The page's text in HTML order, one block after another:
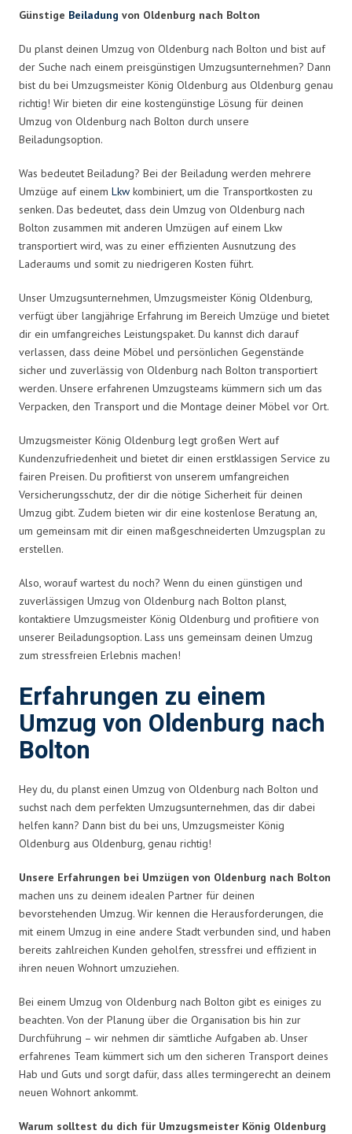
Günstige Beiladung von Oldenburg nach Bolton
Du planst deinen Umzug von Oldenburg nach Bolton und bist auf
der Suche nach einem preisgünstigen Umzugsunternehmen? Dann
bist du bei Umzugsmeister König Oldenburg aus Oldenburg genau
richtig! Wir bieten dir eine kostengünstige Lösung für deinen
Umzug von Oldenburg nach Bolton durch unsere
Beiladungsoption.
Was bedeutet Beiladung? Bei der Beiladung werden mehrere
Umzüge auf einem Lkw kombiniert, um die Transportkosten zu
senken. Das bedeutet, dass dein Umzug von Oldenburg nach
Bolton zusammen mit anderen Umzügen auf einem Lkw
transportiert wird, was zu einer effizienten Ausnutzung des
Laderaums und somit zu niedrigeren Kosten führt.
Unser Umzugsunternehmen, Umzugsmeister König Oldenburg,
verfügt über langjährige Erfahrung im Bereich Umzüge und bietet
dir ein umfangreiches Leistungspaket. Du kannst dich darauf
verlassen, dass deine Möbel und persönlichen Gegenstände
sicher und zuverlässig von Oldenburg nach Bolton transportiert
werden. Unsere erfahrenen Umzugsteams kümmern sich um das
Verpacken, den Transport und die Montage deiner Möbel vor Ort.
Umzugsmeister König Oldenburg legt großen Wert auf
Kundenzufriedenheit und bietet dir einen erstklassigen Service zu
fairen Preisen. Du profitierst von unserem umfangreichen
Versicherungsschutz, der dir die nötige Sicherheit für deinen
Umzug gibt. Zudem bieten wir dir eine kostenlose Beratung an,
um gemeinsam mit dir einen maßgeschneiderten Umzugsplan zu
erstellen.
Also, worauf wartest du noch? Wenn du einen günstigen und
zuverlässigen Umzug von Oldenburg nach Bolton planst,
kontaktiere Umzugsmeister König Oldenburg und profitiere von
unserer Beiladungsoption. Lass uns gemeinsam deinen Umzug
zum stressfreien Erlebnis machen!
Erfahrungen zu einem
Umzug von Oldenburg nach
Bolton
Hey du, du planst einen Umzug von Oldenburg nach Bolton und
suchst nach dem perfekten Umzugsunternehmen, das dir dabei
helfen kann? Dann bist du bei uns, Umzugsmeister König
Oldenburg aus Oldenburg, genau richtig!
Unsere Erfahrungen bei Umzügen von Oldenburg nach Bolton
machen uns zu deinem idealen Partner für deinen
bevorstehenden Umzug. Wir kennen die Herausforderungen, die
mit einem Umzug in eine andere Stadt verbunden sind, und haben
bereits zahlreichen Kunden geholfen, stressfrei und effizient in
ihren neuen Wohnort umzuziehen.
Bei einem Umzug von Oldenburg nach Bolton gibt es einiges zu
beachten. Von der Planung über die Organisation bis hin zur
Durchführung – wir nehmen dir sämtliche Aufgaben ab. Unser
erfahrenes Team kümmert sich um den sicheren Transport deines
Hab und Guts und sorgt dafür, dass alles termingerecht an deinem
neuen Wohnort ankommt.
Warum solltest du dich für Umzugsmeister König Oldenburg